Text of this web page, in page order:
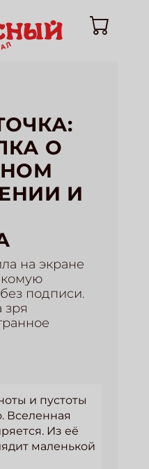
О
И
на экране
подписи.
зря
и пустоты
Вселенная
Из её
маленькой